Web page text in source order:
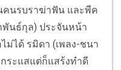
คนรบราฆ่าฟัน และพีค
พันธ์กุล) ประจันหน้า
ได้ รมิดา (เพลง-ชนา
ระแสแต่ก็แสร้งทำดี